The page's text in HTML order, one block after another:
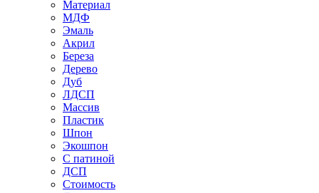
Материал
МДФ
Эмаль
Акрил
Береза
Дерево
Дуб
ЛДСП
Массив
Пластик
Шпон
Экошпон
С патиной
ДСП
Стоимость